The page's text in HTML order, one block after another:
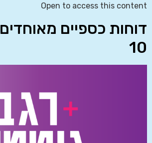
Open to access this content
10